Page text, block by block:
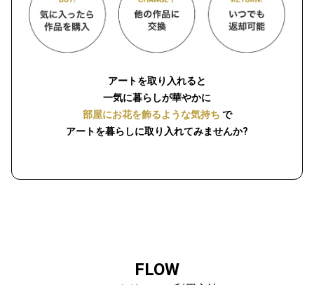
アートを取り入れると
一気に暮らしが華やかに
部屋にお花を飾るような気持ち で
アートを暮らしに取り入れてみませんか?
FLOW